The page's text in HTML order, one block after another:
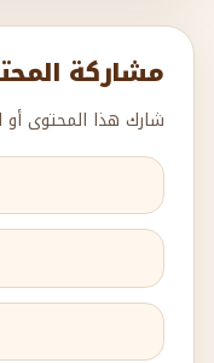
مشاركة
شارك هذا المحتوى أو